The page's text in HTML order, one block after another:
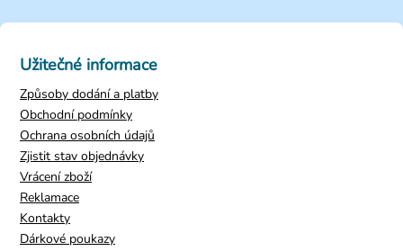
Užitečné informace
Způsoby dodání a platby
Obchodní podmínky
Ochrana osobních údajů
Zjistit stav objednávky
Vrácení zboží
Reklamace
Kontakty
Dárkové poukazy